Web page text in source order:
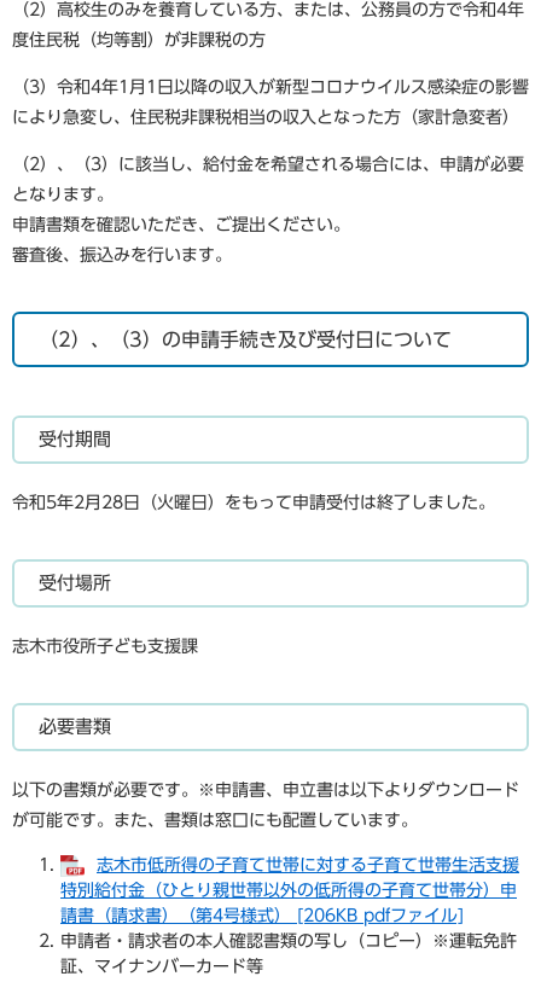
（2）高校生のみを養育している方、または、公務員の方で令和4年
度住民税（均等割）が非課税の方
（3）令和4年1月1日以降の収入が新型コロナウイルス感染症の影響
により急変し、住民税非課税相当の収入となった方（家計急変者）
（2）、（3）に該当し、給付金を希望される場合には、申請が必要
となります。
申請書類を確認いただき、ご提出ください。
審査後、振込みを行います。
（2）、（3）の申請手続き及び受付日について
受付期間
令和5年2月28日（火曜日）をもって申請受付は終了しました。
受付場所
志木市役所子ども支援課
必要書類
以下の書類が必要です。※申請書、申立書は以下よりダウンロード
が可能です。また、書類は窓口にも配置しています。
志木市低所得の子育て世帯に対する子育て世帯生活支援
特別給付金（ひとり親世帯以外の低所得の子育て世帯分）申
請書（請求書）（第4号様式） [206KB pdfファイル]
申請者・請求者の本人確認書類の写し（コピー）※運転免許
証、マイナンバーカード等